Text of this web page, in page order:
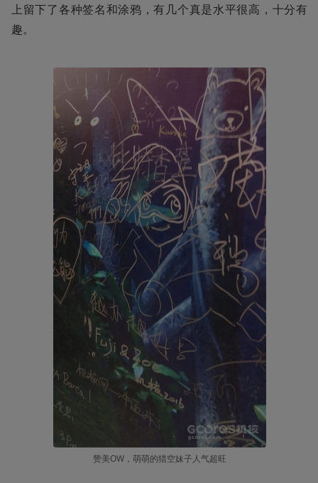
上留下了各种签名和涂鸦，有几个真是水平很高，十分有
趣。
赞美OW，萌萌的猎空妹子人气超旺